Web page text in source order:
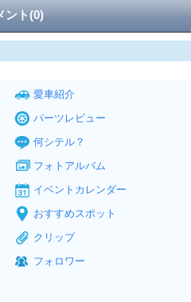
ント(0)
愛車紹介
パーツレビュー
何シテル？
フォトアルバム
イベントカレンダー
おすすめスポット
クリップ
フォロワー